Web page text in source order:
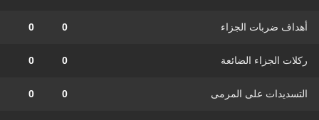
أهداف ضربات الجزاء 0
0
ركلات الجزاء الضائعة 0
0
التسديدات على المرمى 0
0